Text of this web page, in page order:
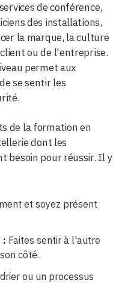
de conférence,
des installations,
la marque, la culture
ou de l'entreprise.
permet aux
se sentir les
de la formation en
dont les
besoin pour réussir. Il y
et soyez présent
: Faites sentir à l'autre
côté.
ou un processus